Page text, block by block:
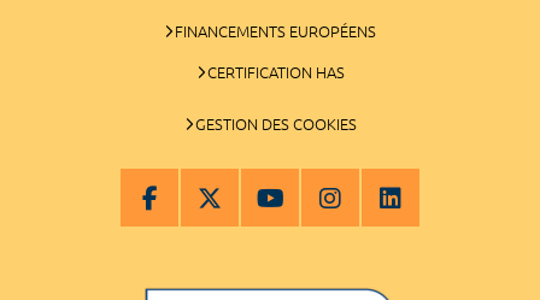
FINANCEMENTS EUROPÉENS
CERTIFICATION HAS
GESTION DES COOKIES